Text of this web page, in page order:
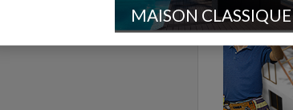
MAISON CLASSIQUE